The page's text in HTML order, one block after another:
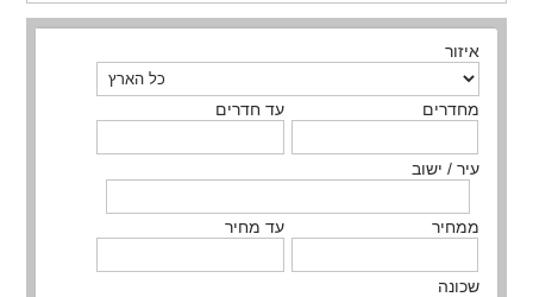
איזור
מחדרים עד חדרים
עיר / ישוב
ממחיר עד מחיר
שכונה